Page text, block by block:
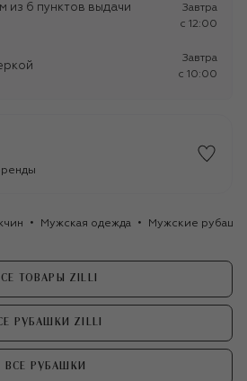
из 6 пунктов выдачи
Завтра
c 12:00
Завтра
c 10:00
Мужская одежда Мужские
ТОВАРЫ ZILLI
РУБАШКИ ZILLI
ВСЕ РУБАШКИ